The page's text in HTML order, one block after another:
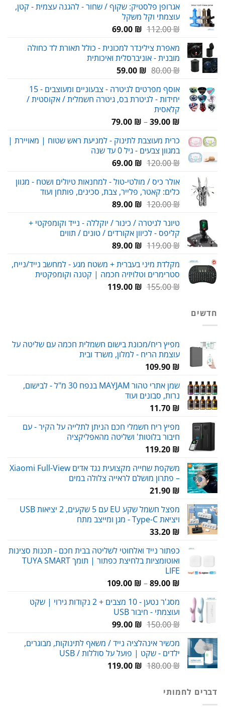
אגרופן פלסטיק: שקוף / שחור - להגנה עצמית - קטן,
עוצמתי וקל משקל
112.00₪
המחיר
היה:
112.00 ₪.
69.00 ₪
המחיר
הוא:
69.00 ₪.
מאפרת צילינדר למכונית - כולל תאורת לד כחולה
מובנית - אוניברסלית ואיכותית
80.00₪
המחיר
היה:
80.00 ₪.
59.00 ₪
המחיר
הוא:
59.00 ₪.
אוסף מפרטים לגיטרה - צבעוניים ומעוצבים - 15
יחידות - לגיטרת בס, גיטרה חשמלית / אקוסטית /
קלאסית
39.00 ₪
–
79.00 ₪
טווח
עד
כרית מעוצבת לתינוק - למניעת ראש שטוח | מאויירת |
במגוון צבעים - גיל 0 עד שנה
120.00₪
המחיר
היה:
120.00 ₪.
69.00 ₪
המחיר
הוא:
69.00 ₪.
אולר כיס / מולטי-טול - למחנאות טיולים ושטח - מגוון
כלים: קאטר, פלייר, צבת, סכינים, פותחן ועוד
120.00₪
המחיר
היה:
120.00 ₪.
89.00 ₪
המחיר
הוא:
89.00 ₪.
טיונר לגיטרה / כינור / יוקללה - נייד וקומפקטי +
קליפס - לכיוון אקורדים / טונים / תווים
119.00₪
המחיר
היה:
119.00 ₪.
89.00 ₪
המחיר
הוא:
89.00 ₪.
מקלדת מיני בעברית + משטח מגע - למחשב נייד/נייח,
סטרימרים וטלויזיה חכמה | קטנה וקומפקטית
155.00₪
המחיר119.00 ₪
המחיר
חדשים
מפיץ ריח/מכונת בישום חשמלית חכמה עם שליטה על
עוצמת הריח - למלון, משרד ובית
109.90 ₪
שמן אתרי טהור MAYJAM בנפח 30 מ"ל - לבישום,
נרות, סבונים ועוד
11.70 ₪
מפיץ ריח חשמלי חכם הניתן לתלייה על הקיר - עם
חיבור בלוטות' ושליטה מהאפליקציה
119.20 ₪
משקפת שחייה מקצועית נגד אדים Xiaomi Full-View
– פתרון מושלם לראייה צלולה במים
21.90 ₪
מפצל חשמל שקע EU עם 5 שקעים, 2 יציאות USB
ויציאת Type-C - מגן ומייצב מתח
33.20 ₪
כפתור נייד ואלחוטי לשליטה בבית חכם - תכנות סצינות
ואוטומציות בלחיצת כפתור | תומך TUYA SMART
LIFE
89.00 ₪
–
109.00 ₪
מסג'ר נטען - 10 מצבים + 2 נקודות גירוי | שקט
ועוצמתי - חיבור USB
150.00₪
המחיר
היה:
150.00 ₪.
99.00 ₪
המחיר
הוא:
99.00 ₪.
מכשיר אינהלציה נייד / משאף לתינוקות, מבוגרים,
ילדים - שקט | פועל על סוללות / USB
180.00₪
המחיר119.00 ₪
המחיר
דברים לחמותי